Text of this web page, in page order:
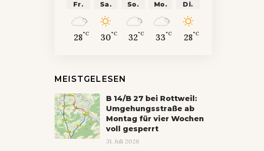
Fr.
28°C
Sa.
30°C
So.
32°C
Mo.
33°C
Di.
28°C
MEISTGELESEN
B 14/B 27 bei Rottweil:
Umgehungsstraße ab
Montag für vier Wochen
voll gesperrt
31. Juli 2026